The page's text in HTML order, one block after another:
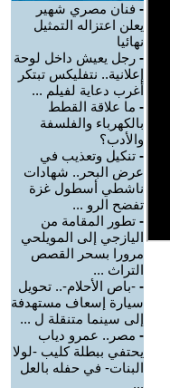
- فنان مصري شهير
يعلن اعتزاله التمثيل
نهائيا
- رجل يعيش داخل لوحة
إعلانية.. نتفليكس تبتكر
أغرب دعاية لفيلم ...
- ما علاقة القطط
بالكهرباء والفلسفة
والأدب؟
- تنكيل وتعذيب في
عرض البحر.. شهادات
ناشطي أسطول غزة
تفضح الرو ...
- تطور المقامة من
اليازجي إلى المويلحي
مرورا بسحر القصص
التراث ...
- -باص الأحلام-.. تحويل
سيارة إسعاف مستهدفة
إلى سينما متنقلة ل ...
- مصر.. عمرو دياب
يحتفي ببطلة كليب -لولا
البنات- في حفله بالعل
...